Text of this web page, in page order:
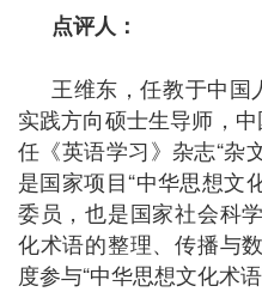
点评人：
王维东，任教于中国
实践方向硕士生导师，
任《英语学习》杂志“杂
是国家项目“中华思想文
委员，也是国家社会科
化术语的整理、传播与
度参与“中华思想文化术